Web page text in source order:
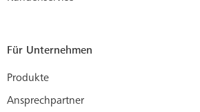
Für Unternehmen
Produkte
Ansprechpartner